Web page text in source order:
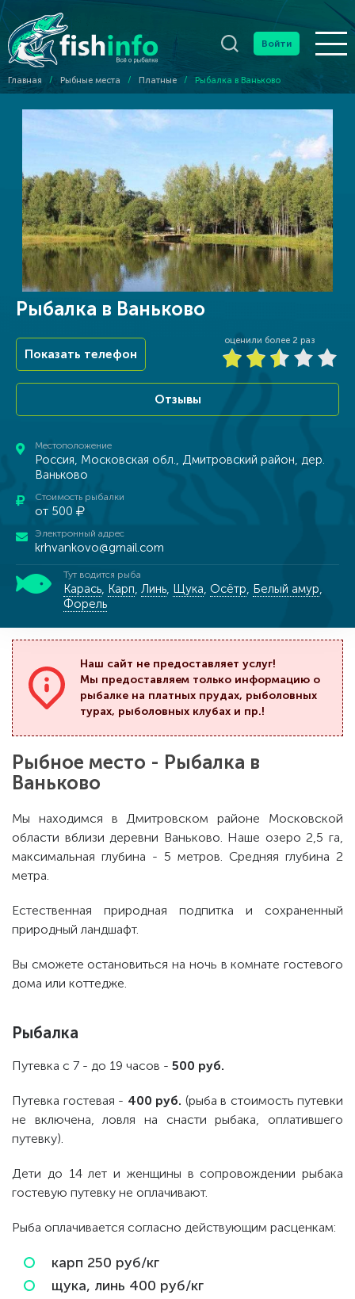
Войти
Главная / Рыбные места / Платные / Рыбалка в Ваньково
Рыбалка в Ваньково
Показать телефон
Отзывы
оценили более 2 раз
Местоположение
Россия, Московская обл., Дмитровский район, дер.
Ваньково
Стоимость рыбалки
от 500
Электронный адрес
krhvankovo@gmail.com
Тут водится рыба
Карась, Карп, Линь, Щука, Осётр, Белый амур,
Форель
Наш сайт не предоставляет услуг!
Мы предоставляем только информацию о
рыбалке на платных прудах, рыболовных
турах, рыболовных клубах и пр.!
Рыбное место - Рыбалка в
Ваньково
Мы находимся в Дмитровском районе Московской
области вблизи деревни Ваньково. Наше озеро 2,5 га,
максимальная глубина - 5 метров. Средняя глубина 2
метра.
Естественная природная подпитка и сохраненный
природный ландшафт.
Вы сможете остановиться на ночь в комнате гостевого
дома или коттедже.
Рыбалка
Путевка с 7 - до 19 часов - 500 руб.
Путевка гостевая - 400 руб. (рыба в стоимость путевки
не включена, ловля на снасти рыбака, оплатившего
путевку).
Дети до 14 лет и женщины в сопровождении рыбака
гостевую путевку не оплачивают.
Рыба оплачивается согласно действующим расценкам:
карп 250 руб/кг
щука, линь 400 руб/кг